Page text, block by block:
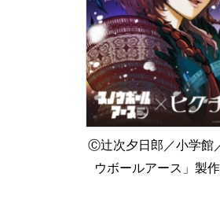
Ⓒ辻次夕日郎／小学館
ウボールアース」製